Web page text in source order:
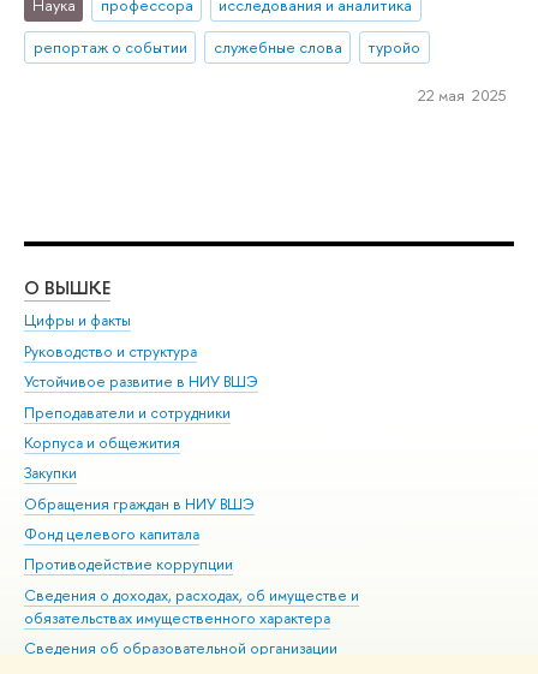
Наука профессора
исследования и аналитика
репортаж о событии
служебные слова туройо
22 мая 2025
О ВЫШКЕ
Цифры и факты
Руководство и структура
Устойчивое развитие в НИУ ВШЭ
Преподаватели и сотрудники
Корпуса и общежития
Закупки
Обращения граждан в НИУ ВШЭ
Фонд целевого капитала
Противодействие коррупции
Сведения о доходах, расходах, об имуществе и
обязательствах имущественного характера
Сведения об образовательной организации